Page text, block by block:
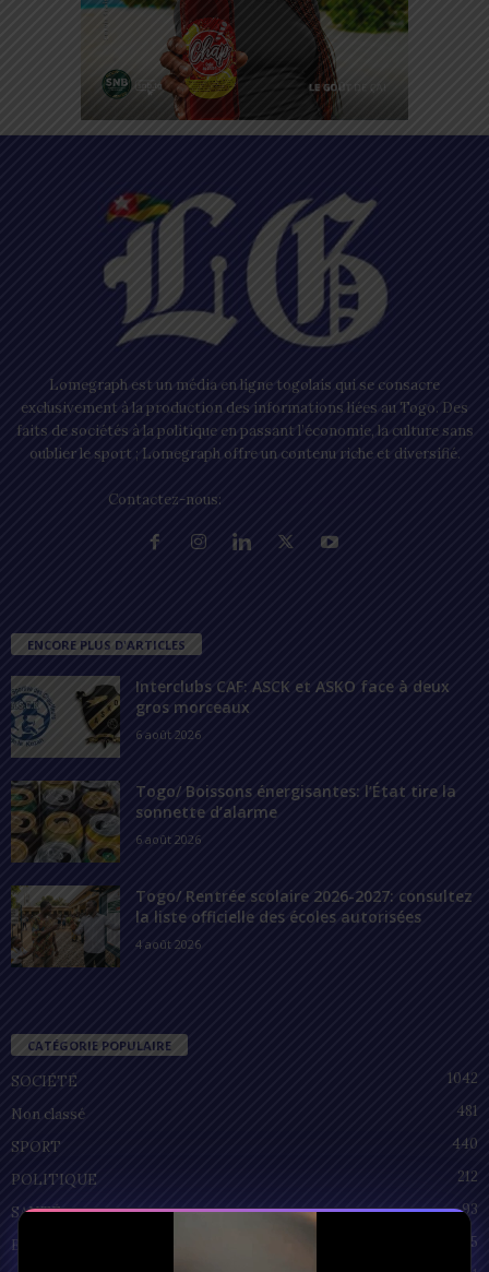
Lomegraph est un média en ligne togolais qui se consacre
exclusivement à la production des informations liées au Togo. Des
faits de sociétés à la politique en passant l’économie, la culture sans
oublier le sport ; Lomegraph offre un contenu riche et diversifié.
Contactez-nous:
ENCORE PLUS D'ARTICLES
Interclubs CAF: ASCK et ASKO face à deux
gros morceaux
6 août 2026
Togo/ Boissons énergisantes: l’État tire la
sonnette d’alarme
6 août 2026
Togo/ Rentrée scolaire 2026-2027: consultez
la liste officielle des écoles autorisées
4 août 2026
CATÉGORIE POPULAIRE
SOCIÉTÉ
1042
Non classé
481
SPORT
440
POLITIQUE
212
SANTÉ
93
ECONOMIE
55